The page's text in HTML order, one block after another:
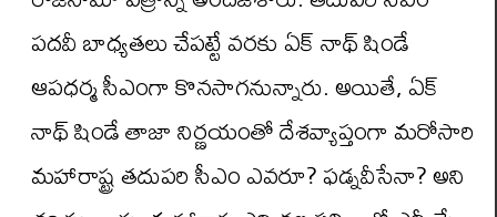
పదవీ బాధ్యతలు చేపట్టే వరకు ఏక్ నాథ్ షిండే
ఆపధర్మ సీఎంగా కొనసాగనున్నారు. అయితే, ఏక్
నాథ్ షిండే తాజా నిర్ణయంతో దేశవ్యాప్తంగా మరోసారి
మహారాష్ట్ర తదుపరి సీఎం ఎవరూ? ఫడ్నవీసేనా? అని